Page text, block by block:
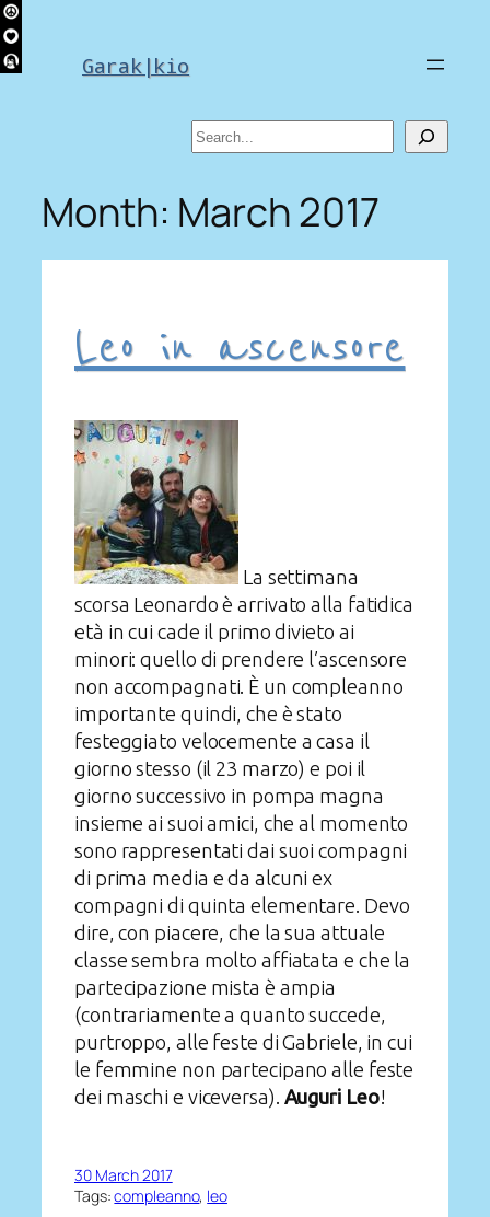
Skip
to
content Garak|kio
Search
Month: March 2017
Leo in ascensore
La settimana
scorsa Leonardo è arrivato alla fatidica
età in cui cade il primo divieto ai
minori: quello di prendere l’ascensore
non accompagnati. È un compleanno
importante quindi, che è stato
festeggiato velocemente a casa il
giorno stesso (il 23 marzo) e poi il
giorno successivo in pompa magna
insieme ai suoi amici, che al momento
sono rappresentati dai suoi compagni
di prima media e da alcuni ex
compagni di quinta elementare. Devo
dire, con piacere, che la sua attuale
classe sembra molto affiatata e che la
partecipazione mista è ampia
(contrariamente a quanto succede,
purtroppo, alle feste di Gabriele, in cui
le femmine non partecipano alle feste
dei maschi e viceversa). Auguri Leo!
30 March 2017
Tags:compleanno, leo